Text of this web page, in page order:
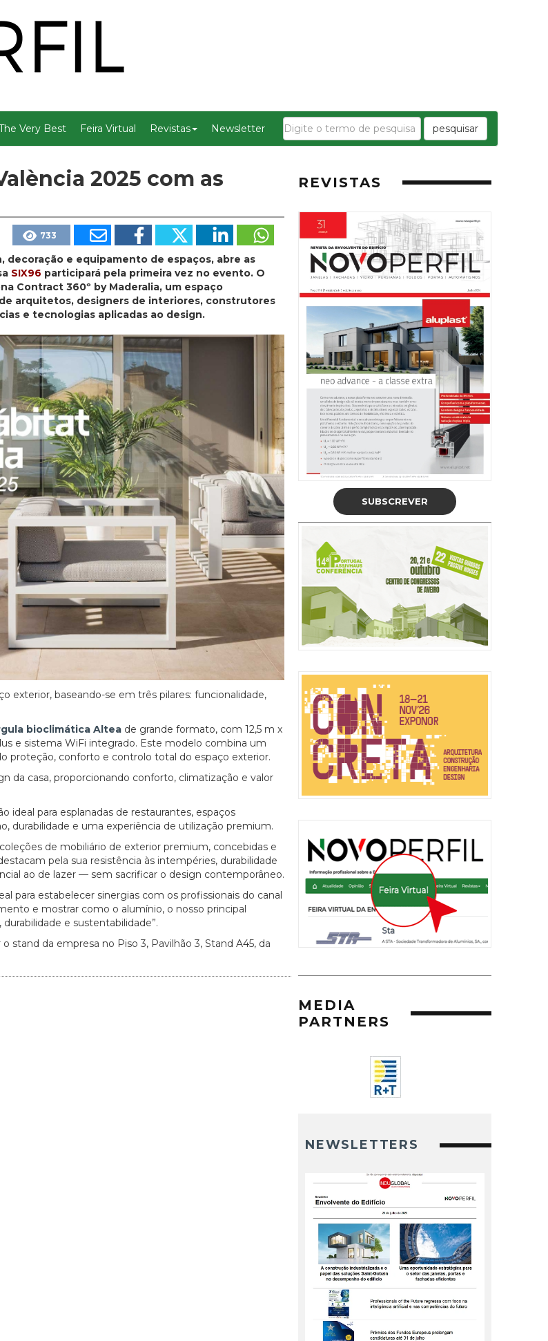
Very Best Feira Virtual Revistas Newsletter pesquisar
2025 com as
733
decoração e equipamento de espaços, abre as
SIX96 participará pela primeira vez no evento. O
Contract 360º by Maderalia, um espaço
arquitetos, designers de interiores, construtores
e tecnologias aplicadas ao design.
exterior, baseando-se em três pilares: funcionalidade,
bioclimática Altea de grande formato, com 12,5 m x
e sistema WiFi integrado. Este modelo combina um
proteção, conforto e controlo total do espaço exterior.
da casa, proporcionando conforto, climatização e valor
para esplanadas de restaurantes, espaços
durabilidade e uma experiência de utilização premium.
de mobiliário de exterior premium, concebidas e
pela sua resistência às intempéries, durabilidade
ao de lazer — sem sacrificar o design contemporâneo.
para estabelecer sinergias com os profissionais do canal
e mostrar como o alumínio, o nosso principal
e sustentabilidade”.
stand da empresa no Piso 3, Pavilhão 3, Stand A45, da
REVISTAS
SUBSCREVER
MEDIA
PARTNERS
NEWSLETTERS